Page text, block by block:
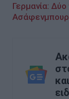
Γερμανία: